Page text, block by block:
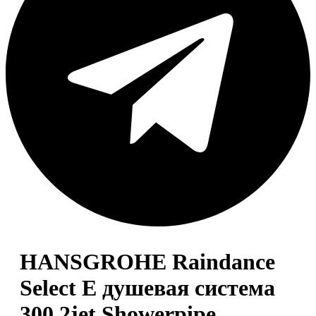
HANSGROHE Raindance
Select E душевая система